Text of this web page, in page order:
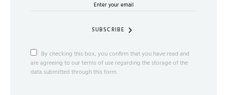
SUBSCRIBE
By checking this box, you confirm that you have read and
are agreeing to our terms of use regarding the storage of the
data submitted through this form.